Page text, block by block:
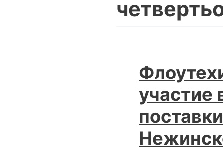
участие